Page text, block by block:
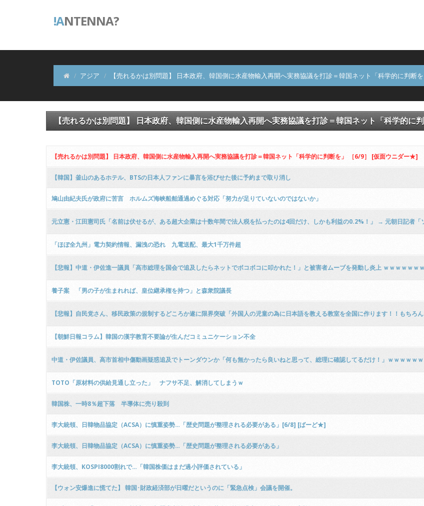
!ANTENNA?
アジア 【売れるかは別問題】 日本政府、韓国側に水産物輸入再開へ実務協議を打診＝韓国ネット「科学的に判断
【売れるかは別問題】 日本政府、韓国側に水産物輸入再開へ実務協議を打診＝韓国ネット「科学的
【売れるかは別問題】 日本政府、韓国側に水産物輸入再開へ実務協議を打診＝韓国ネット「科学的に判断を」 ［6/9］ [仮面ウニダー★]
【韓国】釜山のあるホテル、BTSの日本人ファンに暴言を浴びせた後に予約まで取り消し
鳩山由紀夫氏が政府に苦言 ホルムズ海峡船舶通過めぐる対応「努力が足りていないのではないか」
元立憲・江田憲司氏「名前は伏せるが、ある超大企業は十数年間で法人税を払ったのは4回だけ、しかも利益の0.2%！」 → 元朝日記者「
「ほぼ全九州」電力契約情報、漏洩の恐れ 九電送配、最大1千万件超
【悲報】中道・伊佐進一議員「高市総理を国会で追及したらネットでボコボコに叩かれた！」と被害者ムーブを発動し炎上 ｗｗｗｗｗｗ
養子案 「男の子が生まれれば、皇位継承権を持つ」と森衆院議長
【悲報】自民党さん、移民政策の規制するどころか遂に限界突破「外国人の児童の為に日本語を教える教室を全国に作ります！！もちろ
【朝鮮日報コラム】韓国の漢字教育不要論が生んだコミュニケーション不全
中道・伊佐議員、高市首相中傷動画疑惑追及でトーンダウンか「何も無かったら良いねと思って、総理に確認してるだけ！」ｗｗｗｗｗ
TOTO「原材料の供給見通し立った」 ナフサ不足、解消してしまうｗ
韓国株、一時8％超下落 半導体に売り殺到
李大統領、日韓物品協定（ACSA）に慎重姿勢…「歴史問題が整理される必要がある」[6/8] [ばーど★]
李大統領、日韓物品協定（ACSA）に慎重姿勢…「歴史問題が整理される必要がある」
李大統領、KOSPI8000割れで…「韓国株価はまだ過小評価されている」
【ウォン安爆進に慌てた】 韓国･財政経済部が日曜だというのに「緊急点検」会議を開催。